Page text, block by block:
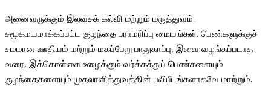
அனைவருக்கும் இலவசக் கல்வி மற்றும் மருத்துவம்.
சமூகமயமாக்கப்பட்ட குழந்தை பராமரிப்பு மையங்கள். பெண்களுக்குச்
சமமான ஊதியம் மற்றும் மகப்பேறு பாதுகாப்பு, இவை வழங்கப்படாத
வரை, இக்கொள்கை உழைக்கும் வர்க்கத்துப் பெண்களையும்
குழந்தைகளையும் முதலாளித்துவத்தின் பலிபீடங்களாகவே மாற்றும்.